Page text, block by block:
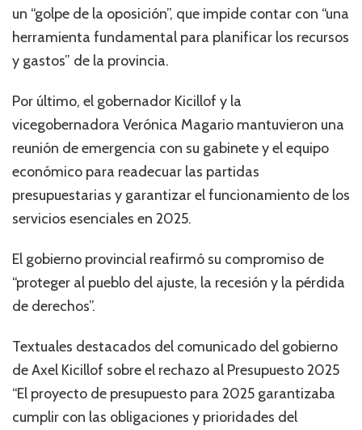
un “golpe de la oposición”, que impide contar con “una
herramienta fundamental para planificar los recursos
y gastos” de la provincia.
Por último, el gobernador Kicillof y la
vicegobernadora Verónica Magario mantuvieron una
reunión de emergencia con su gabinete y el equipo
económico para readecuar las partidas
presupuestarias y garantizar el funcionamiento de los
servicios esenciales en 2025.
El gobierno provincial reafirmó su compromiso de
“proteger al pueblo del ajuste, la recesión y la pérdida
de derechos”.
Textuales destacados del comunicado del gobierno
de Axel Kicillof sobre el rechazo al Presupuesto 2025
“El proyecto de presupuesto para 2025 garantizaba
cumplir con las obligaciones y prioridades del